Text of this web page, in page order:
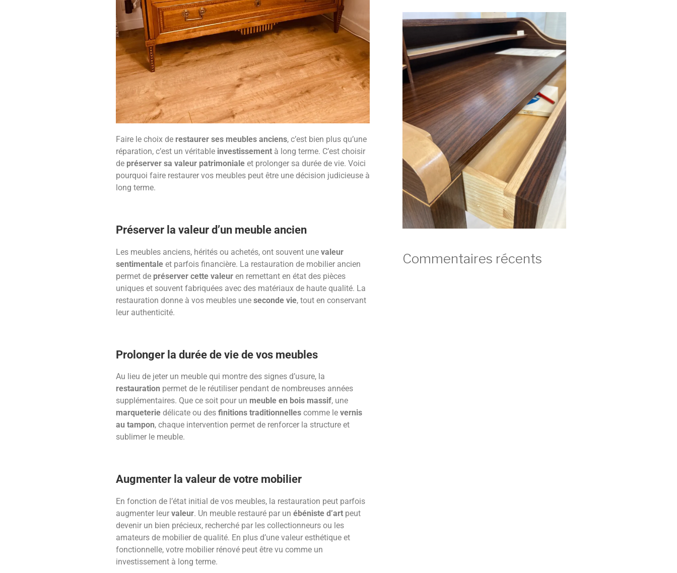
Faire le choix de restaurer ses meubles anciens, c’est bien plus qu’une
réparation, c’est un véritable investissement à long terme. C’est choisir
de préserver sa valeur patrimoniale et prolonger sa durée de vie. Voici
pourquoi faire restaurer vos meubles peut être une décision judicieuse à
long terme.
Préserver la valeur d’un meuble ancien
Les meubles anciens, hérités ou achetés, ont souvent une valeur
sentimentale et parfois financière. La restauration de mobilier ancien
permet de préserver cette valeur en remettant en état des pièces
uniques et souvent fabriquées avec des matériaux de haute qualité. La
restauration donne à vos meubles une seconde vie, tout en conservant
leur authenticité.
Prolonger la durée de vie de vos meubles
Au lieu de jeter un meuble qui montre des signes d’usure, la
restauration permet de le réutiliser pendant de nombreuses années
supplémentaires. Que ce soit pour un meuble en bois massif, une
marqueterie délicate ou des finitions traditionnelles comme le vernis
au tampon, chaque intervention permet de renforcer la structure et
sublimer le meuble.
Augmenter la valeur de votre mobilier
En fonction de l’état initial de vos meubles, la restauration peut parfois
augmenter leur valeur. Un meuble restauré par un ébéniste d’art peut
devenir un bien précieux, recherché par les collectionneurs ou les
amateurs de mobilier de qualité. En plus d’une valeur esthétique et
fonctionnelle, votre mobilier rénové peut être vu comme un
investissement à long terme.
Commentaires récents